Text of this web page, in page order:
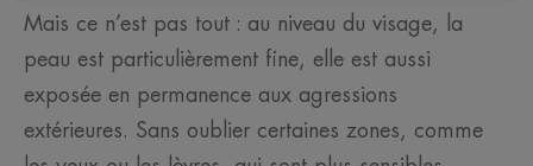
Mais ce n’est pas tout : au niveau du visage, la
peau est particulièrement fine, elle est aussi
exposée en permanence aux agressions
extérieures. Sans oublier certaines zones, comme